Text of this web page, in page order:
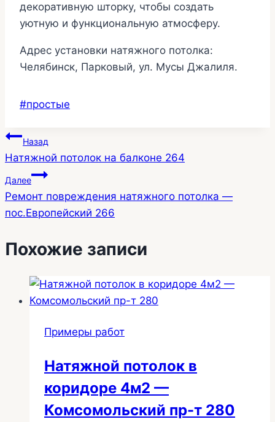
декоративную шторку, чтобы создать
уютную и функциональную атмосферу.
Адрес установки натяжного потолка:
Челябинск, Парковый, ул. Мусы Джалиля.
Метки
#простые
Навигация
по
записям
Назад
Натяжной потолок на балконе 264
Далее
Ремонт повреждения натяжного потолка —
пос.Европейский 266
Похожие записи
Примеры работ
Натяжной потолок в
коридоре 4м2 —
Комсомольский пр-т 280